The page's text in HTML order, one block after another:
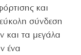
και
σύνδεση
και τα μεγάλα
ένα